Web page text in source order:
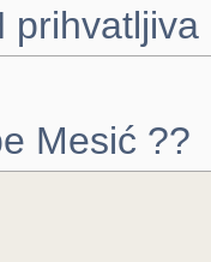
Mesić ??